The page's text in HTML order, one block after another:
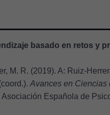
basado en retos y
M. R. (2019). A: Ruiz-
Avances en Ciencias
Asociación Española de